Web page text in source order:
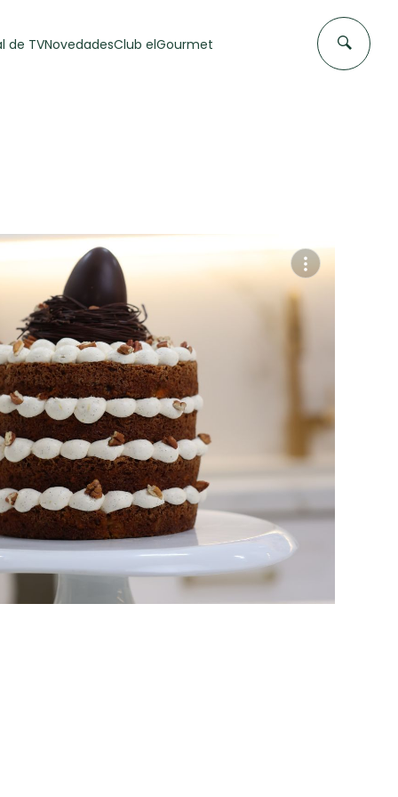
DE FLAN CASERO
50 min
de TVNovedadesClub elGourmet